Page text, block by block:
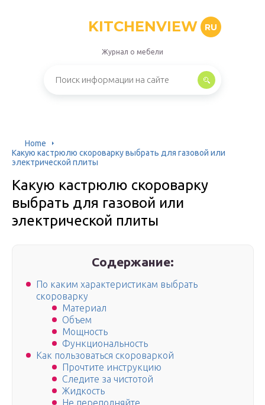
KITCHENVIEW RU
Журнал о мебели
Home
Какую кастрюлю скороварку выбрать для газовой или
электрической плиты
Какую кастрюлю скороварку
выбрать для газовой или
электрической плиты
Содержание:
По каким характеристикам выбрать
скороварку
Материал
Объем
Мощность
Функциональность
Как пользоваться скороваркой
Прочтите инструкцию
Следите за чистотой
Жидкость
Не переполняйте